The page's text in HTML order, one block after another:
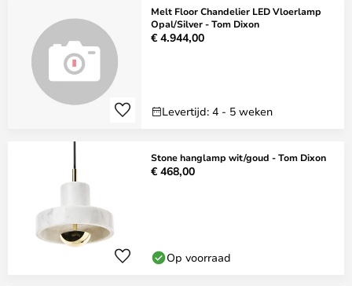
Melt Floor Chandelier LED Vloerlamp
Opal/Silver - Tom Dixon
€ 4.944,00
Levertijd: 4 - 5 weken
Stone hanglamp wit/goud - Tom Dixon
€ 468,00
Op voorraad